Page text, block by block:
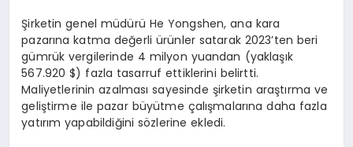
Şirketin genel müdürü He Yongshen, ana kara
pazarına katma değerli ürünler satarak 2023’ten beri
gümrük vergilerinde 4 milyon yuandan (yaklaşık
567.920 $) fazla tasarruf ettiklerini belirtti.
Maliyetlerinin azalması sayesinde şirketin araştırma ve
geliştirme ile pazar büyütme çalışmalarına daha fazla
yatırım yapabildiğini sözlerine ekledi.